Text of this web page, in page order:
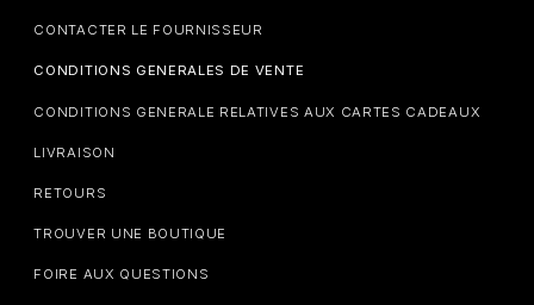
CONTACTER LE FOURNISSEUR
CONDITIONS GENERALES DE VENTE
CONDITIONS GENERALE RELATIVES AUX CARTES CADEAUX
LIVRAISON
RETOURS
TROUVER UNE BOUTIQUE
FOIRE AUX QUESTIONS